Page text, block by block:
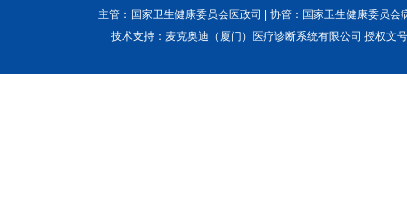
主管：国家卫生健康委员会医政司 | 协管：国家卫生健康委员
技术支持：麦克奥迪（厦门）医疗诊断系统有限公司 授